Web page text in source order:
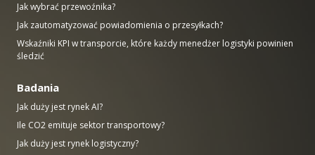
Jak wybrać przewoźnika?
Jak zautomatyzować powiadomienia o przesyłkach?
Wskaźniki KPI w transporcie, które każdy menedżer logistyki powinien
śledzić
Badania
Jak duży jest rynek AI?
Ile CO2 emituje sektor transportowy?
Jak duży jest rynek logistyczny?